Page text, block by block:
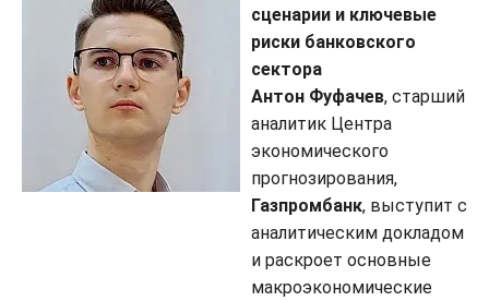
сценарии и ключевые
риски банковского
сектора
Антон Фуфачев, старший
аналитик Центра
экономического
прогнозирования,
Газпромбанк, выступит с
аналитическим докладом
и раскроет основные
макроэкономические